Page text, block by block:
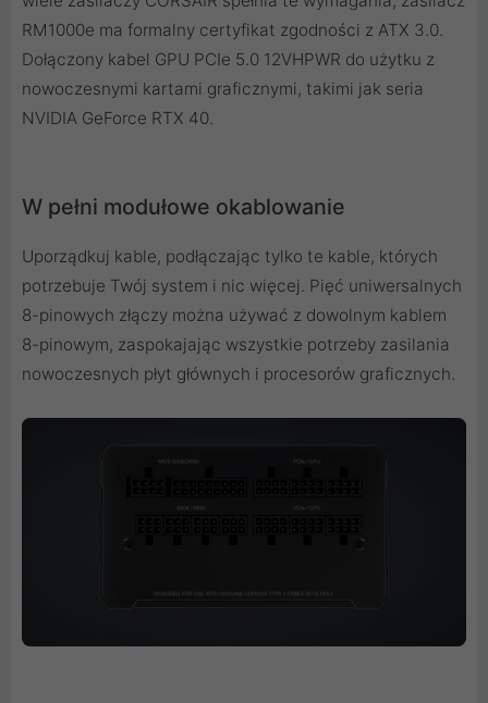
RM1000e ma formalny certyfikat zgodności z ATX 3.0.
Dołączony kabel GPU PCIe 5.0 12VHPWR do użytku z
nowoczesnymi kartami graficznymi, takimi jak seria
NVIDIA GeForce RTX 40.
W pełni modułowe okablowanie
Uporządkuj kable, podłączając tylko te kable, których
potrzebuje Twój system i nic więcej. Pięć uniwersalnych
8-pinowych złączy można używać z dowolnym kablem
8-pinowym, zaspokajając wszystkie potrzeby zasilania
nowoczesnych płyt głównych i procesorów graficznych.